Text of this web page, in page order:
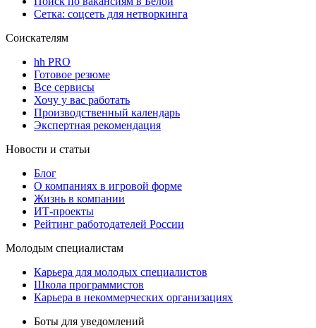
Сетка: соцсеть для нетворкинга
Соискателям
hh PRO
Готовое резюме
Все сервисы
Хочу у вас работать
Производственный календарь
Экспертная рекомендация
Новости и статьи
Блог
О компаниях в игровой форме
Жизнь в компании
ИТ-проекты
Рейтинг работодателей России
Молодым специалистам
Карьера для молодых специалистов
Школа программистов
Карьера в некоммерческих организациях
Боты для уведомлений